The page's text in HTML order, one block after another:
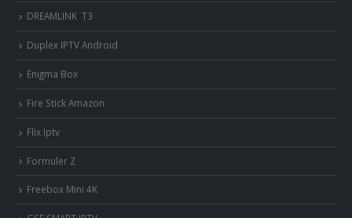
DREAMLINK T3
Duplex IPTV Android
Enigma Box
Fire Stick Amazon
Flix Iptv
Formuler Z
Freebox Mini 4K